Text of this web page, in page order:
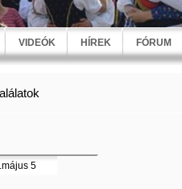
VIDEÓK HÍREK FÓRUM